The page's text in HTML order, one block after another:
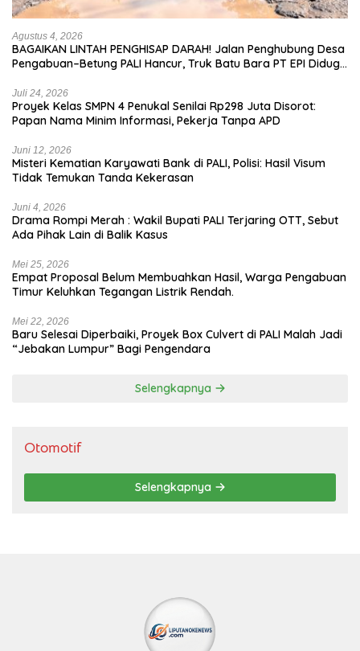
Agustus 4, 2026
BAGAIKAN LINTAH PENGHISAP DARAH! Jalan Penghubung Desa
Pengabuan–Betung PALI Hancur, Truk Batu Bara PT EPI Diduga
Juli 24, 2026
Proyek Kelas SMPN 4 Penukal Senilai Rp298 Juta Disorot:
Papan Nama Minim Informasi, Pekerja Tanpa APD
Juni 12, 2026
Misteri Kematian Karyawati Bank di PALI, Polisi: Hasil Visum
Tidak Temukan Tanda Kekerasan
Juni 4, 2026
Drama Rompi Merah : Wakil Bupati PALI Terjaring OTT, Sebut
Ada Pihak Lain di Balik Kasus
Mei 25, 2026
Empat Proposal Belum Membuahkan Hasil, Warga Pengabuan
Timur Keluhkan Tegangan Listrik Rendah.
Mei 22, 2026
Baru Selesai Diperbaiki, Proyek Box Culvert di PALI Malah Jadi
“Jebakan Lumpur” Bagi Pengendara
Selengkapnya
Otomotif
Selengkapnya